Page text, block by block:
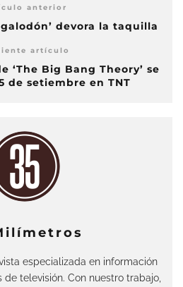
anterior
devora la taquilla
artículo
‘The Big Bang Theory’ se
de setiembre en TNT
especializada en información
televisión. Con nuestro trabajo,